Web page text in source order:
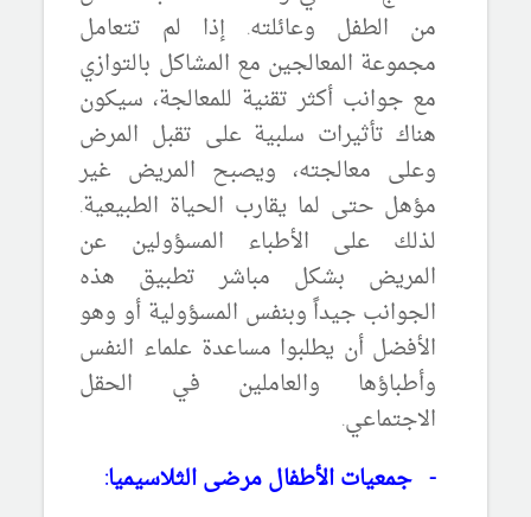
من الطفل وعائلته. إذا لم تتعامل
مجموعة المعالجين مع المشاكل بالتوازي
مع جوانب أكثر تقنية للمعالجة، سيكون
هناك تأثيرات سلبية على تقبل المرض
وعلى معالجته، ويصبح المريض غير
مؤهل حتى لما يقارب الحياة الطبيعية.
لذلك على الأطباء المسؤولين عن
المريض بشكل مباشر تطبيق هذه
الجوانب جيداً وبنفس المسؤولية أو وهو
الأفضل أن يطلبوا مساعدة علماء النفس
وأطباؤها والعاملين في الحقل
الاجتماعي.
- جمعيات الأطفال مرضى الثلاسيميا: